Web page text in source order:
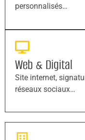
personnalisés…
Web & Digital
Site internet,
réseaux sociaux…